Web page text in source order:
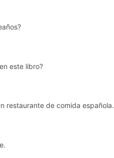
este libro?
restaurante de comida española.